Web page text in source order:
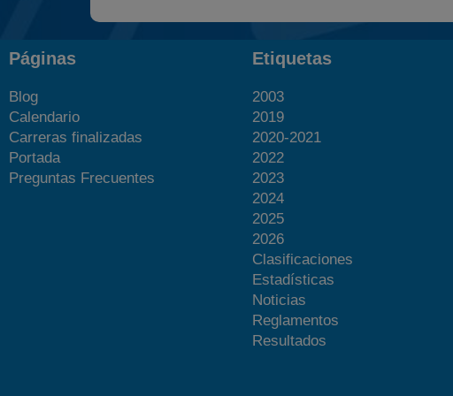
Páginas
Blog
Calendario
Carreras finalizadas
Portada
Preguntas Frecuentes
Etiquetas
2003
2019
2020-2021
2022
2023
2024
2025
2026
Clasificaciones
Estadísticas
Noticias
Reglamentos
Resultados